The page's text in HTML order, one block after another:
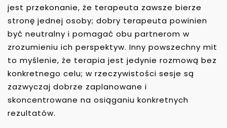
jest przekonanie, że terapeuta zawsze bierze
stronę jednej osoby; dobry terapeuta powinien
być neutralny i pomagać obu partnerom w
zrozumieniu ich perspektyw. Inny powszechny mit
to myślenie, że terapia jest jedynie rozmową bez
konkretnego celu; w rzeczywistości sesje są
zazwyczaj dobrze zaplanowane i
skoncentrowane na osiąganiu konkretnych
rezultatów.